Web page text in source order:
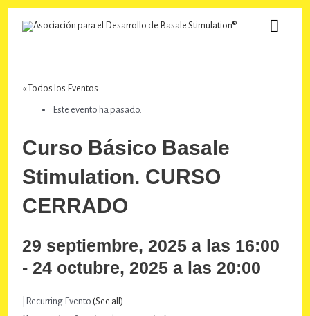
« Todos los Eventos
Este evento ha pasado.
Curso Básico Basale
Stimulation. CURSO
CERRADO
29 septiembre, 2025 a las 16:00
- 24 octubre, 2025 a las 20:00
Recurring Evento (See all)